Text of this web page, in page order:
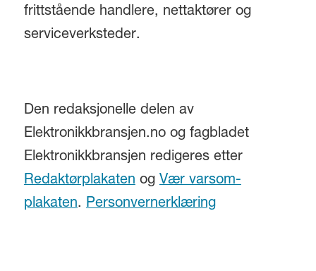
frittstående handlere, nettaktører og
serviceverksteder.
Den redaksjonelle delen av
Elektronikkbransjen.no og fagbladet
Elektronikkbransjen redigeres etter
Redaktørplakaten og Vær varsom-
plakaten. Personvernerklæring